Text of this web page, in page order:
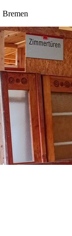
Bremen